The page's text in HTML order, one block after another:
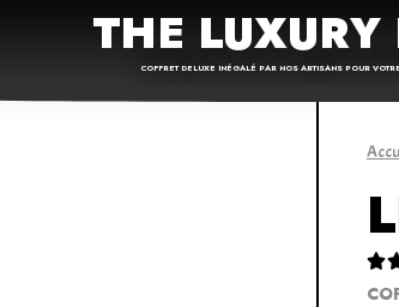
THE LUXURY
COFFRET DELUXE INÉGALÉ PAR NOS ARTISANS POUR
